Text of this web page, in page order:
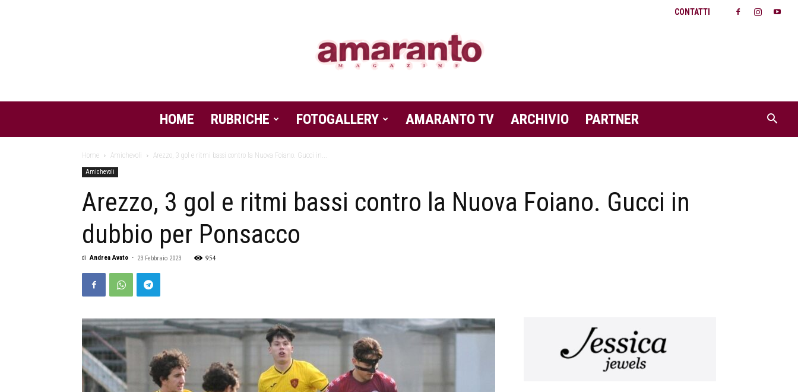
CONTATTI
Amaranto
Magazine
HOME RUBRICHE FOTOGALLERY AMARANTO TV ARCHIVIO PARTNER
Home Amichevoli Arezzo, 3 gol e ritmi bassi contro la Nuova Foiano. Gucci in...
Amichevoli
Arezzo, 3 gol e ritmi bassi contro la Nuova Foiano. Gucci in
dubbio per Ponsacco
di Andrea Avato - 23 Febbraio 2023 954